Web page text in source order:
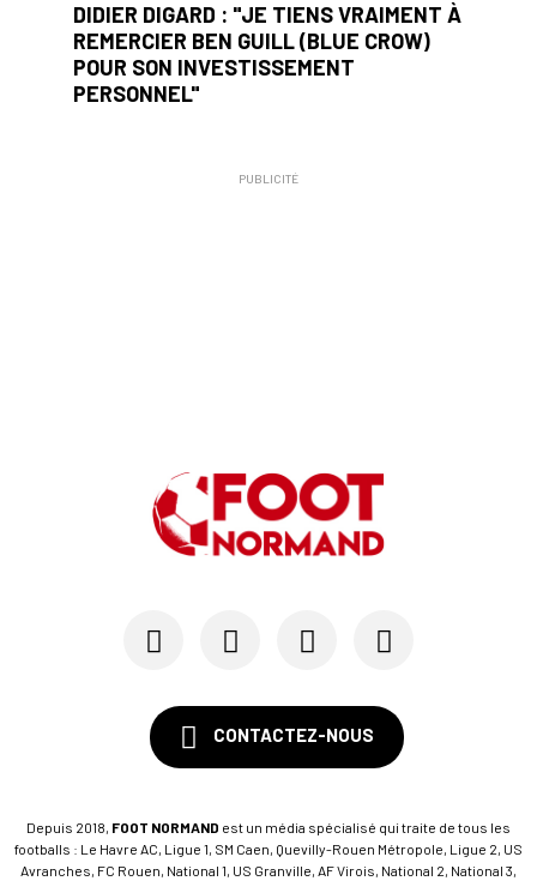
DIDIER DIGARD : "JE TIENS VRAIMENT À
REMERCIER BEN GUILL (BLUE CROW)
POUR SON INVESTISSEMENT
PERSONNEL"
PUBLICITÉ
CONTACTEZ-NOUS
Depuis 2018, FOOT NORMAND est un média spécialisé qui traite de tous les
footballs : Le Havre AC, Ligue 1, SM Caen, Quevilly-Rouen Métropole, Ligue 2, US
Avranches, FC Rouen, National 1, US Granville, AF Virois, National 2, National 3,